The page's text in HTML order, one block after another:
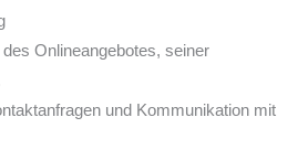
Onlineangebotes, seiner
und Kommunikation mit